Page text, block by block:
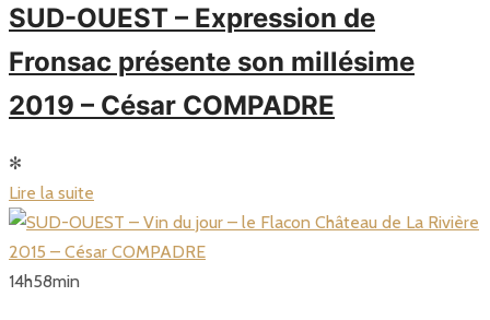
SUD-OUEST – Expression de
Fronsac présente son millésime
2019 – César COMPADRE
✻
Lire la suite
14h58min